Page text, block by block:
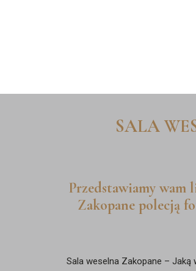
SALA
Przedstawiamy wam
Zakopane polecją
Sala weselna Zakopane –